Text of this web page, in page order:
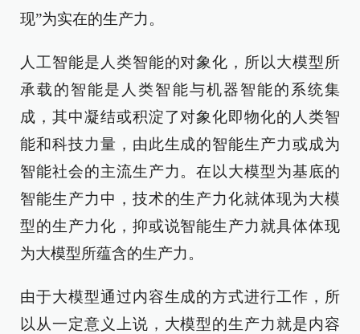
现”为实在的生产力。
人工智能是人类智能的对象化，所以大模型所
承载的智能是人类智能与机器智能的系统集
成，其中凝结或积淀了对象化即物化的人类智
能和科技力量，由此生成的智能生产力或成为
智能社会的主流生产力。在以大模型为基底的
智能生产力中，技术的生产力化就体现为大模
型的生产力化，抑或说智能生产力就具体体现
为大模型所蕴含的生产力。
由于大模型通过内容生成的方式进行工作，所
以从一定意义上说，大模型的生产力就是内容